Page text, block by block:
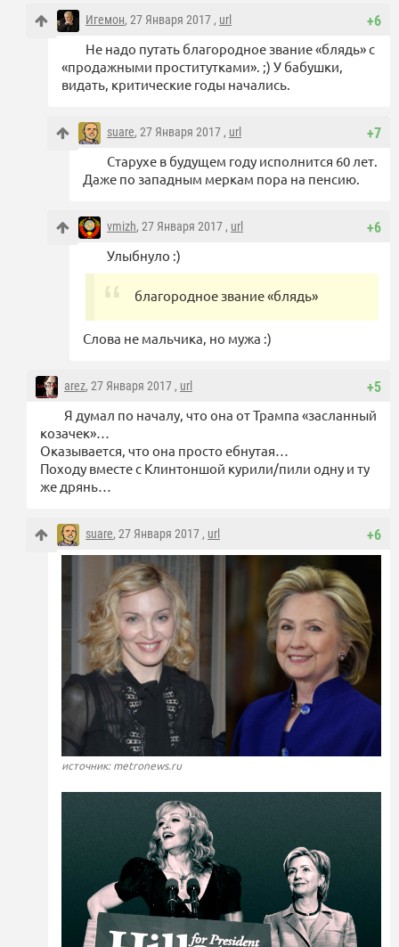
+6
Игемон, 27 Января 2017 , url
Не надо путать благородное звание «блядь» с
«продажными проститутками». ;) У бабушки,
видать, критические годы начались.
+7
suare, 27 Января 2017 , url
Старухе в будущем году исполнится 60 лет.
Даже по западным меркам пора на пенсию.
+6
vmizh, 27 Января 2017 , url
Улыбнуло :)
благородное звание «блядь»
Слова не мальчика, но мужа :)
+5
arez, 27 Января 2017 , url
Я думал по началу, что она от Трампа «засланный
козачек»…
Оказывается, что она просто ебнутая…
Походу вместе с Клинтоншой курили/пили одну и ту
же дрянь…
+6
suare, 27 Января 2017 , url
источник: metronews.ru